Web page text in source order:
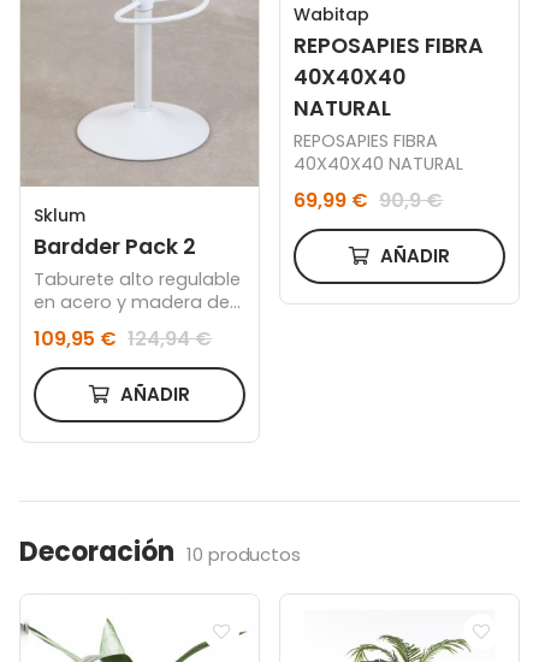
Sklum
Bardder Pack 2
Taburete alto regulable
en acero y madera de
109,95 € 124,94 €
AÑADIR
Wabitap
REPOSAPIES FIBRA
40X40X40
NATURAL
REPOSAPIES FIBRA
40X40X40 NATURAL
69,99 € 90,9 €
AÑADIR
Decoración 10 productos